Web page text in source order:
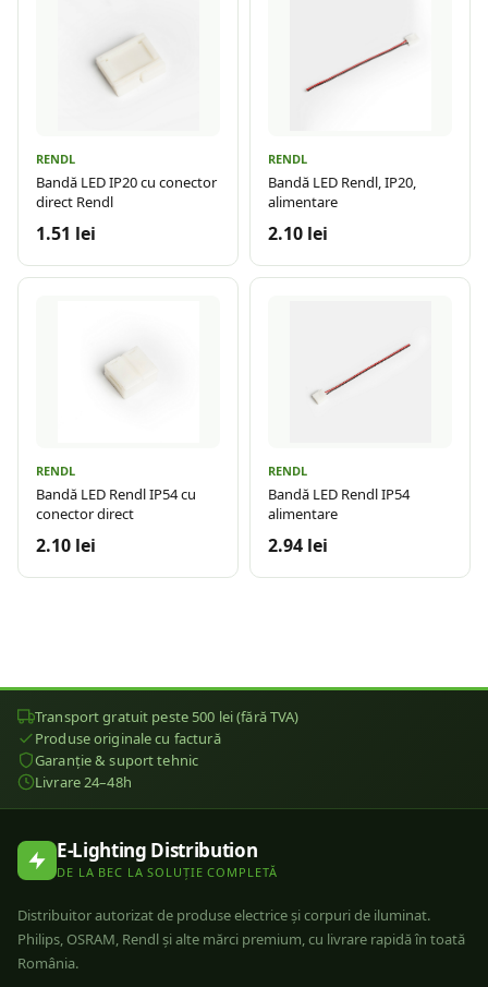
RENDL
Bandă LED IP20 cu conector
direct Rendl
1.51 lei
RENDL
Bandă LED Rendl, IP20,
alimentare
2.10 lei
RENDL
Bandă LED Rendl IP54 cu
conector direct
2.10 lei
RENDL
Bandă LED Rendl IP54
alimentare
2.94 lei
Transport gratuit peste 500 lei (fără TVA)
Produse originale cu factură
Garanție & suport tehnic
Livrare 24–48h
E-Lighting Distribution
DE LA BEC LA SOLUȚIE COMPLETĂ
Distribuitor autorizat de produse electrice și corpuri de iluminat.
Philips, OSRAM, Rendl și alte mărci premium, cu livrare rapidă în toată
România.